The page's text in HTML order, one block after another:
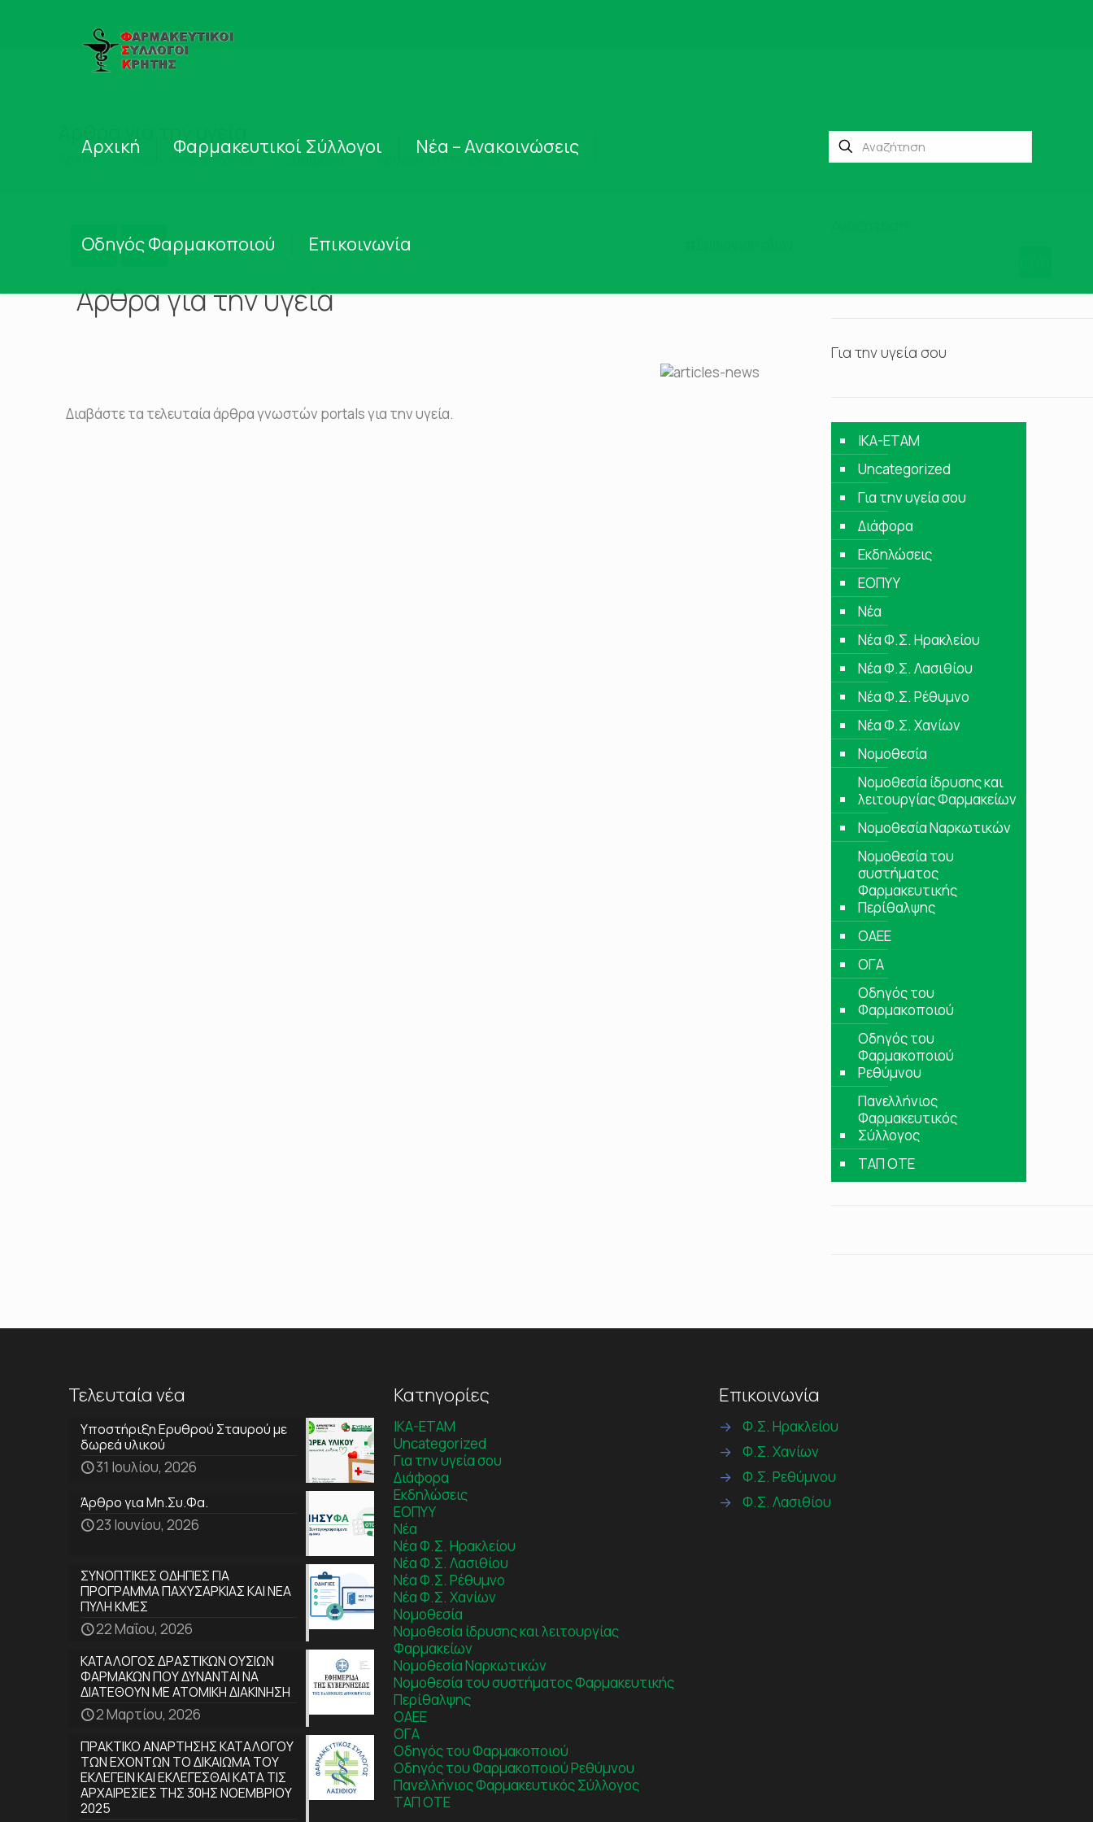
Αρχική Φαρμακευτικοί Σύλλογοι Νέα – Ανακοινώσεις
Οδηγός Φαρμακοποιού Επικοινωνία
Άρθρα για την υγεία
Αρχική Νέα – Ανακοινώσεις Διάφορα Άρθρα για την υγεία
Άρθρα για την υγεία
Διαβάστε τα τελευταία άρθρα γνωστών portals για την υγεία.
Για την υγεία σου
IKA-ETAM
Uncategorized
Για την υγεία σου
Διάφορα
Εκδηλώσεις
ΕΟΠΥΥ
Νέα
Νέα Φ.Σ. Ηρακλείου
Νέα Φ.Σ. Λασιθίου
Νέα Φ.Σ. Ρέθυμνο
Νέα Φ.Σ. Χανίων
Νομοθεσία
Νομοθεσία ίδρυσης και
λειτουργίας Φαρμακείων
Νομοθεσία Ναρκωτικών
Νομοθεσία του
συστήματος
Φαρμακευτικής
Περίθαλψης
ΟΑΕΕ
ΟΓΑ
Οδηγός του
Φαρμακοποιού
Οδηγός του
Φαρμακοποιού
Ρεθύμνου
Πανελλήνιος
Φαρμακευτικός
Σύλλογος
ΤΑΠ ΟΤΕ
Τελευταία νέα
Υποστήριξη Ερυθρού Σταυρού με
δωρεά υλικού
31 Ιουλίου, 2026
Άρθρο για Μη.Συ.Φα.
23 Ιουνίου, 2026
ΣΥΝΟΠΤΙΚΕΣ ΟΔΗΓΙΕΣ ΓΙΑ
ΠΡΟΓΡΑΜΜΑ ΠΑΧΥΣΑΡΚΙΑΣ ΚΑΙ ΝΕΑ
ΠΥΛΗ ΚΜΕΣ
22 Μαΐου, 2026
ΚΑΤΑΛΟΓΟΣ ΔΡΑΣΤΙΚΩΝ ΟΥΣΙΩΝ
ΦΑΡΜΑΚΩΝ ΠΟΥ ΔΥΝΑΝΤΑΙ ΝΑ
ΔΙΑΤΕΘΟΥΝ ΜΕ ΑΤΟΜΙΚΗ ΔΙΑΚΙΝΗΣΗ
2 Μαρτίου, 2026
ΠΡΑΚΤΙΚΟ ΑΝΑΡΤΗΣΗΣ ΚΑΤΑΛΟΓΟΥ
ΤΩΝ ΕΧΟΝΤΩΝ ΤΟ ΔΙΚΑΙΩΜΑ ΤΟΥ
ΕΚΛΕΓΕΙΝ ΚΑΙ ΕΚΛΕΓΕΣΘΑΙ ΚΑΤΑ ΤΙΣ
ΑΡΧΑΙΡΕΣΙΕΣ ΤΗΣ 30ΗΣ ΝΟΕΜΒΡΙΟΥ
2025
Κατηγορίες
IKA-ETAM
Uncategorized
Για την υγεία σου
Διάφορα
Εκδηλώσεις
ΕΟΠΥΥ
Νέα
Νέα Φ.Σ. Ηρακλείου
Νέα Φ.Σ. Λασιθίου
Νέα Φ.Σ. Ρέθυμνο
Νέα Φ.Σ. Χανίων
Νομοθεσία
Νομοθεσία ίδρυσης και λειτουργίας
Φαρμακείων
Νομοθεσία Ναρκωτικών
Νομοθεσία του συστήματος Φαρμακευτικής
Περίθαλψης
ΟΑΕΕ
ΟΓΑ
Οδηγός του Φαρμακοποιού
Οδηγός του Φαρμακοποιού Ρεθύμνου
Πανελλήνιος Φαρμακευτικός Σύλλογος
ΤΑΠ ΟΤΕ
Επικοινωνία
→
Φ.Σ. Ηρακλείου
→
Φ.Σ. Χανίων
→
Φ.Σ. Ρεθύμνου
→
Φ.Σ. Λασιθίου